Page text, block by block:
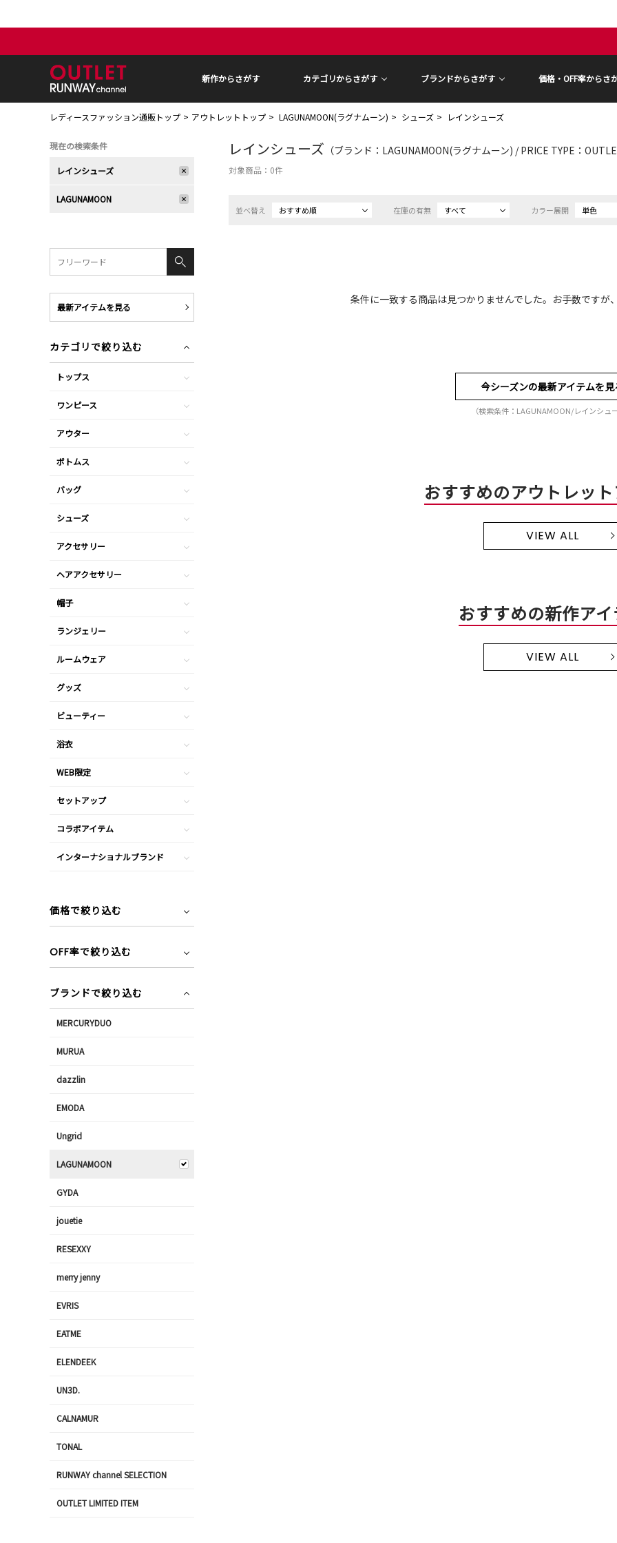
新作からさがす カテゴリからさがす ブランドからさがす 価格・OFF率からさ
レディースファッション通販トップ アウトレットトップ LAGUNAMOON(ラグナムーン) シューズ レインシューズ
レインシューズ （ブランド：LAGUNAMOON(ラグナムーン) / PRICE TYPE：
対象商品： 0件
並べ替え おすすめ順 在庫の有無 すべて カラー展開 単色
条件に一致する商品は見つかりませんでした。お手数ですが
今シーズンの最新アイテムを見
（検索条件：LAGUNAMOON/レインシュー
おすすめのアウトレッ
VIEW ALL
おすすめの新作ア
VIEW ALL
現在の検索条件
レインシューズ
LAGUNAMOON
最新アイテムを見る
カテゴリで絞り込む
トップス
ワンピース
アウター
ボトムス
バッグ
シューズ
アクセサリー
ヘアアクセサリー
帽子
ランジェリー
ルームウェア
グッズ
ビューティー
浴衣
WEB限定
セットアップ
コラボアイテム
インターナショナルブランド
価格で絞り込む
OFF率で絞り込む
ブランドで絞り込む
MERCURYDUO
MURUA
dazzlin
EMODA
Ungrid
LAGUNAMOON
GYDA
jouetie
RESEXXY
merry jenny
EVRIS
EATME
ELENDEEK
UN3D.
CALNAMUR
TONAL
RUNWAY channel SELECTION
OUTLET LIMITED ITEM